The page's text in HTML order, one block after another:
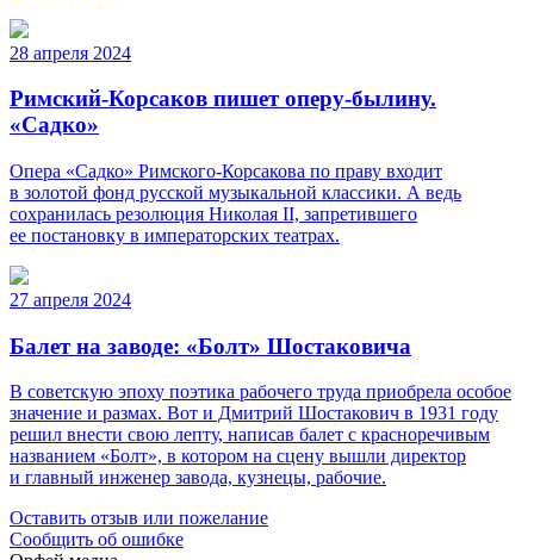
28 апреля 2024
Римский-Корсаков пишет оперу-былину.
«Садко»
Опера «Садко» Римского-Корсакова по праву входит
в золотой фонд русской музыкальной классики. А ведь
сохранилась резолюция Николая II, запретившего
ее постановку в императорских театрах.
27 апреля 2024
Балет на заводе: «Болт» Шостаковича
В советскую эпоху поэтика рабочего труда приобрела особое
значение и размах. Вот и Дмитрий Шостакович в 1931 году
решил внести свою лепту, написав балет с красноречивым
названием «Болт», в котором на сцену вышли директор
и главный инженер завода, кузнецы, рабочие.
Оставить отзыв или пожелание
Сообщить об ошибке